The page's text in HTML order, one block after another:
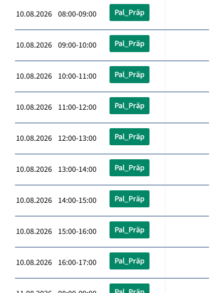
10.08.2026 08:00-09:00 Pal_Präp
10.08.2026 09:00-10:00 Pal_Präp
10.08.2026 10:00-11:00 Pal_Präp
10.08.2026 11:00-12:00 Pal_Präp
10.08.2026 12:00-13:00 Pal_Präp
10.08.2026 13:00-14:00 Pal_Präp
10.08.2026 14:00-15:00 Pal_Präp
10.08.2026 15:00-16:00 Pal_Präp
10.08.2026 16:00-17:00 Pal_Präp